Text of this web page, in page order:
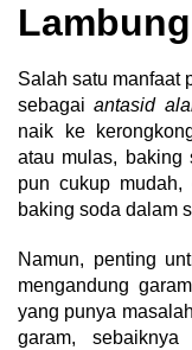
Salah satu manfaat
sebagaiantasid
naik ke
atau mulas, baking
pun cukup mudah,
baking soda dalam
Namun, penting
mengandung
yang punya
garam,